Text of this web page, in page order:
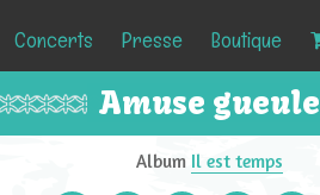
Concerts Presse Boutique
Amuse gueule
Album Il est temps